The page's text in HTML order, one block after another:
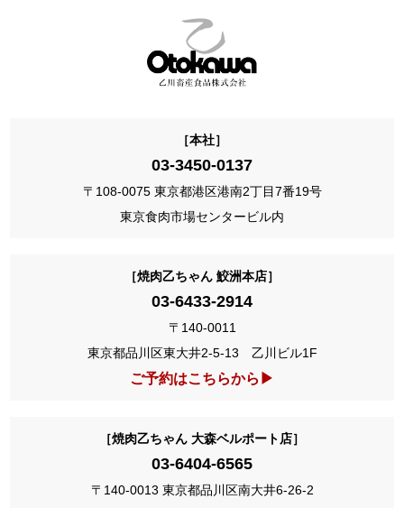
［本社］
03-3450-0137
〒108-0075 東京都港区港南2丁目7番19号
東京食肉市場センタービル内
［焼肉乙ちゃん 鮫洲本店］
03-6433-2914
〒140-0011
東京都品川区東大井2-5-13 乙川ビル1F
ご予約はこちらから▶
［焼肉乙ちゃん 大森ベルポート店］
03-6404-6565
〒140-0013 東京都品川区南大井6-26-2